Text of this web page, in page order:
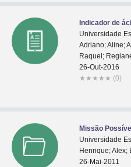
Indicador de
Universidade
Adriano; Aline;
Raquel;
26-Out-2016
★ ★ ★ ★ ★ (0)
Missão Possível
Universidade
Henrique; Alex;
26-Mai-2011